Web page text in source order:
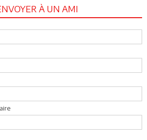
À UN AMI